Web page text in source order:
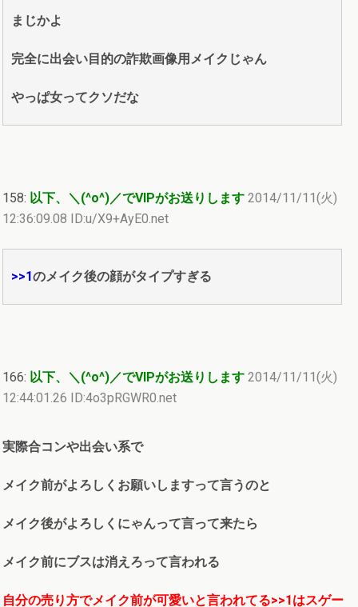
まじかよ
完全に出会い目的の詐欺画像用メイクじゃん
やっぱ女ってクソだな
158: 以下、＼(^o^)／でVIPがお送りします 2014/11/11(火)
12:36:09.08 ID:u/X9+AyE0.net
>>1のメイク後の顔がタイプすぎる
166: 以下、＼(^o^)／でVIPがお送りします 2014/11/11(火)
12:44:01.26 ID:4o3pRGWR0.net
実際合コンや出会い系で
メイク前がよろしくお願いしますって言うのと
メイク後がよろしくにゃんって言って来たら
メイク前にブスは消えろって言われる
自分の売り方でメイク前が可愛いと言われてる>>1はスゲー